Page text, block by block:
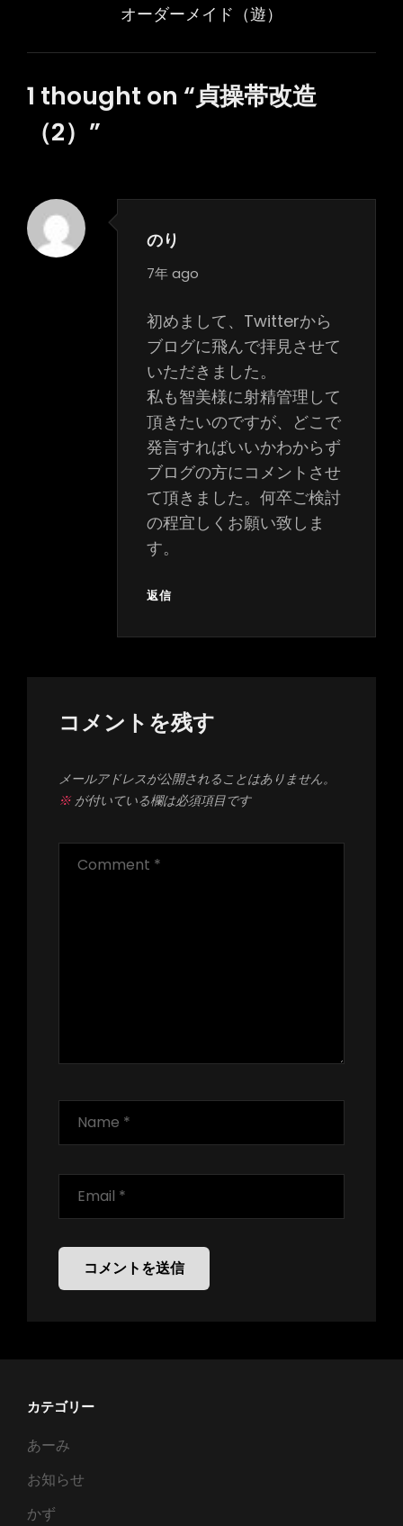
ー
シ
ョ
ン
オーダーメイド（遊）
1 thought on “貞操帯改造
（2） ”
のり
says:
7年 ago
初めまして、Twitterから
ブログに飛んで拝見させて
いただきました。
私も智美様に射精管理して
頂きたいのですが、どこで
発言すればいいかわからず
ブログの方にコメントさせ
て頂きました。何卒ご検討
の程宜しくお願い致しま
す。
返信
コメントを残す
メールアドレスが公開されることはありません。
※が付いている欄は必須項目です
カテゴリー
あーみ
お知らせ
かず